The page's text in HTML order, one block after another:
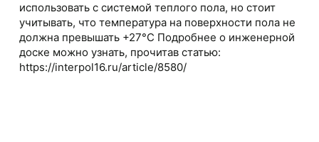
использовать с системой теплого пола, но стоит
учитывать, что температура на поверхности пола не
должна превышать +27°С Подробнее о инженерной
доске можно узнать, прочитав статью:
https://interpol16.ru/article/8580/